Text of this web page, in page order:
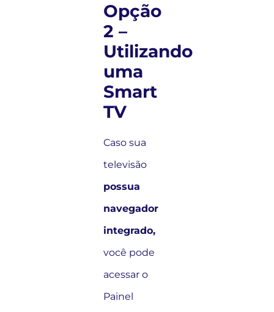
Opção
2 –
Utilizando
uma
Smart
TV
Caso sua
televisão
possua
navegador
integrado,
você pode
acessar o
Painel